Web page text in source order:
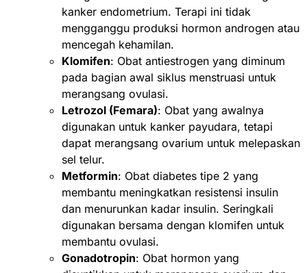
kanker endometrium. Terapi ini tidak
mengganggu produksi hormon androgen atau
mencegah kehamilan.
Klomifen: Obat antiestrogen yang diminum
pada bagian awal siklus menstruasi untuk
merangsang ovulasi.
Letrozol (Femara): Obat yang awalnya
digunakan untuk kanker payudara, tetapi
dapat merangsang ovarium untuk melepaskan
sel telur.
Metformin: Obat diabetes tipe 2 yang
membantu meningkatkan resistensi insulin
dan menurunkan kadar insulin. Seringkali
digunakan bersama dengan klomifen untuk
membantu ovulasi.
Gonadotropin: Obat hormon yang